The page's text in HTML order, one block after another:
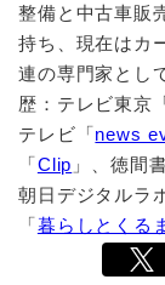
整備と中古車販
持ち、現在はカ
連の専門家とし
歴：テレビ東京
テレビ「news
「Clip 」、徳間
朝日デジタルラ
「暮らしとくる